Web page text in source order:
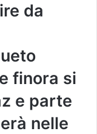
da
finora si
e parte
nelle